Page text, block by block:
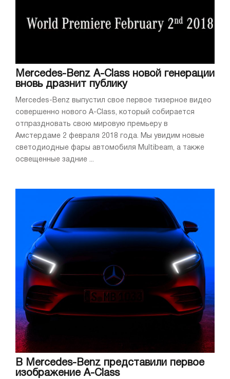
Mercedes-Benz A-Class новой генерации
вновь дразнит публику
Mercedes-Benz выпустил свое первое тизерное видео
совершенно нового A-Class, который собирается
отпраздновать свою мировую премьеру в
Амстердаме 2 февраля 2018 года. Мы увидим новые
светодиодные фары автомобиля Multibeam, а также
освещенные задние ...
В Mercedes-Benz представили первое
изображение A-Class